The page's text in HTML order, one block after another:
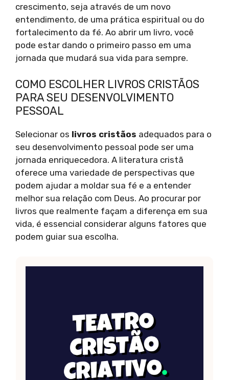
crescimento, seja através de um novo
entendimento, de uma prática espiritual ou do
fortalecimento da fé. Ao abrir um livro, você
pode estar dando o primeiro passo em uma
jornada que mudará sua vida para sempre.
COMO ESCOLHER LIVROS CRISTÃOS
PARA SEU DESENVOLVIMENTO
PESSOAL
Selecionar os livros cristãos adequados para o
seu desenvolvimento pessoal pode ser uma
jornada enriquecedora. A literatura cristã
oferece uma variedade de perspectivas que
podem ajudar a moldar sua fé e a entender
melhor sua relação com Deus. Ao procurar por
livros que realmente façam a diferença em sua
vida, é essencial considerar alguns fatores que
podem guiar sua escolha.